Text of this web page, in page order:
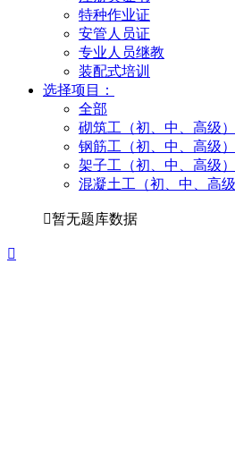
特种作业证
安管人员证
专业人员继教
装配式培训
选择项目：
全部
砌筑工（初、中、高级）
钢筋工（初、中、高级）
架子工（初、中、高级）
混凝土工（初、中、高级
暂无题库数据
